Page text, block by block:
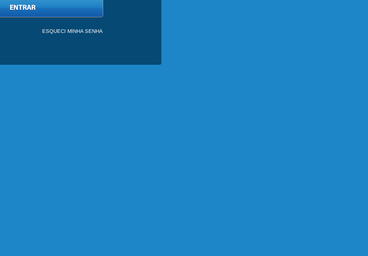
ESQUECI MINHA SENHA